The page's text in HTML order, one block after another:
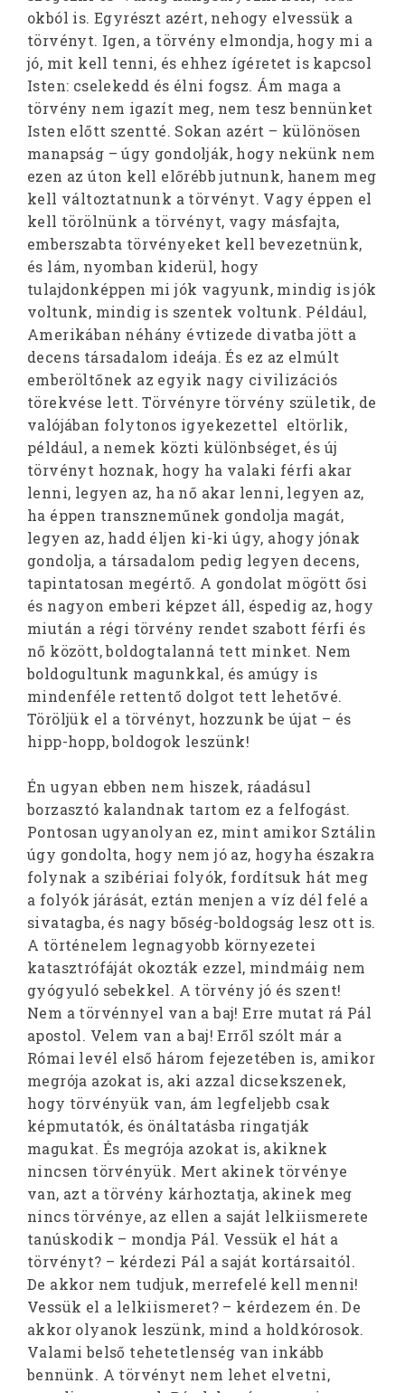
okból is. Egyrészt azért, nehogy elvessük a
törvényt. Igen, a törvény elmondja, hogy mi a
jó, mit kell tenni, és ehhez ígéretet is kapcsol
Isten: cselekedd és élni fogsz. Ám maga a
törvény nem igazít meg, nem tesz bennünket
Isten előtt szentté. Sokan azért – különösen
manapság – úgy gondolják, hogy nekünk nem
ezen az úton kell előrébb jutnunk, hanem meg
kell változtatnunk a törvényt. Vagy éppen el
kell törölnünk a törvényt, vagy másfajta,
emberszabta törvényeket kell bevezetnünk,
és lám, nyomban kiderül, hogy
tulajdonképpen mi jók vagyunk, mindig is jók
voltunk, mindig is szentek voltunk. Például,
Amerikában néhány évtizede divatba jött a
decens társadalom ideája. És ez az elmúlt
emberöltőnek az egyik nagy civilizációs
törekvése lett. Törvényre törvény születik, de
valójában folytonos igyekezettel eltörlik,
például, a nemek közti különbséget, és új
törvényt hoznak, hogy ha valaki férfi akar
lenni, legyen az, ha nő akar lenni, legyen az,
ha éppen transzneműnek gondolja magát,
legyen az, hadd éljen ki-ki úgy, ahogy jónak
gondolja, a társadalom pedig legyen decens,
tapintatosan megértő. A gondolat mögött ősi
és nagyon emberi képzet áll, éspedig az, hogy
miután a régi törvény rendet szabott férfi és
nő között, boldogtalanná tett minket. Nem
boldogultunk magunkkal, és amúgy is
mindenféle rettentő dolgot tett lehetővé.
Töröljük el a törvényt, hozzunk be újat – és
hipp-hopp, boldogok leszünk!
Én ugyan ebben nem hiszek, ráadásul
borzasztó kalandnak tartom ez a felfogást.
Pontosan ugyanolyan ez, mint amikor Sztálin
úgy gondolta, hogy nem jó az, hogyha északra
folynak a szibériai folyók, fordítsuk hát meg
a folyók járását, eztán menjen a víz dél felé a
sivatagba, és nagy bőség-boldogság lesz ott is.
A történelem legnagyobb környezetei
katasztrófáját okozták ezzel, mindmáig nem
gyógyuló sebekkel. A törvény jó és szent!
Nem a törvénnyel van a baj! Erre mutat rá Pál
apostol. Velem van a baj! Erről szólt már a
Római levél első három fejezetében is, amikor
megrója azokat is, aki azzal dicsekszenek,
hogy törvényük van, ám legfeljebb csak
képmutatók, és önáltatásba ringatják
magukat. És megrója azokat is, akiknek
nincsen törvényük. Mert akinek törvénye
van, azt a törvény kárhoztatja, akinek meg
nincs törvénye, az ellen a saját lelkiismerete
tanúskodik – mondja Pál. Vessük el hát a
törvényt? – kérdezi Pál a saját kortársaitól.
De akkor nem tudjuk, merrefelé kell menni!
Vessük el a lelkiismeret? – kérdezem én. De
akkor olyanok leszünk, mind a holdkórosok.
Valami belső tehetetlenség van inkább
bennünk. A törvényt nem lehet elvetni,